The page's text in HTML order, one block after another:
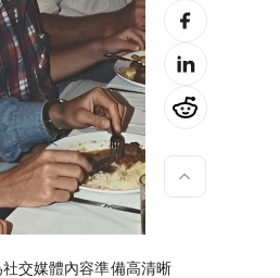
交媒體內容準備高清晰